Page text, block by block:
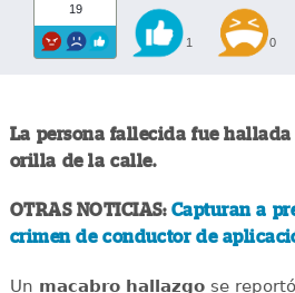
19
1 0
La persona fallecida fue
orilla de la calle.
OTRAS NOTICIAS: Capturan a
crimen de conductor de
Un macabro hallazgose